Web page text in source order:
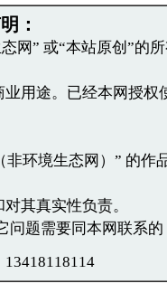
读并接受上述条款，如
：
网” 或“本站原创”的
用途。已经本网授权
环境生态网）” 的作
其真实性负责。
问题需要同本网联系